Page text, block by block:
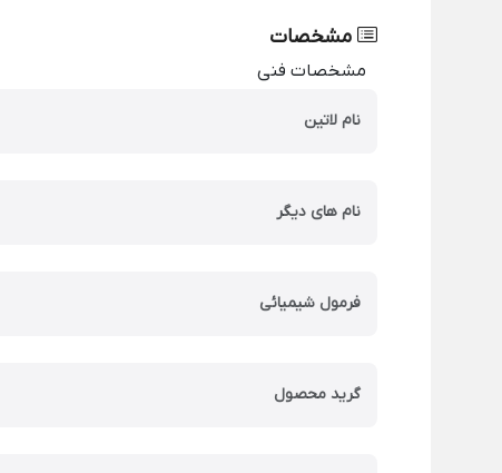
مشخصات
مشخصات فنی
نام لاتین
نام های دیگر
فرمول شیمیائی
گرید محصول